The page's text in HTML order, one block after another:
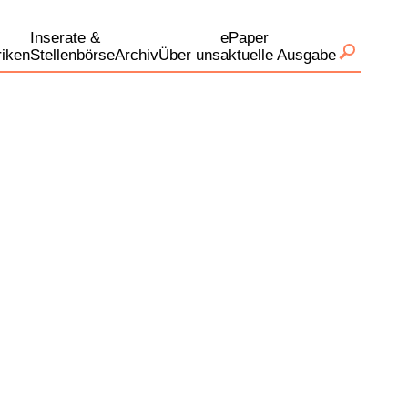
Inserate &
StellenbörseArchivÜber uns
ePaper
aktuelle Ausgabe